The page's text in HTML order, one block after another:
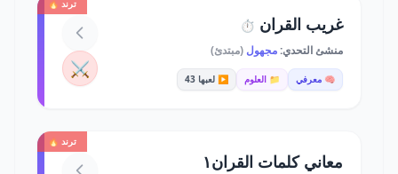
ترند 🔥
غريب القران ⏱️
منشئ التحدي:مجهول (مبتدئ)
🧠 معرفي 📁 العلوم ▶️ لعبها 43 ⚔️
ترند 🔥
معاني كلمات القران١